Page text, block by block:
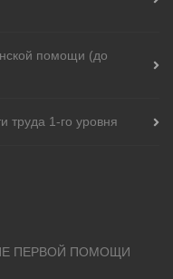
помощи (до
труда 1-го уровня
ПЕРВОЙ ПОМОЩИ